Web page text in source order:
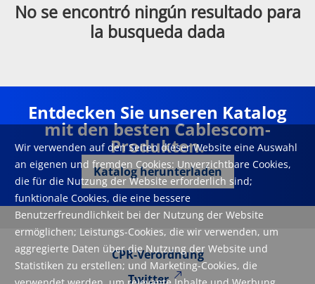
Wir verwenden auf den Seiten dieser Website eine Auswahl
an eigenen und fremden Cookies: Unverzichtbare Cookies,
die für die Nutzung der Website erforderlich sind;
funktionale Cookies, die eine bessere
Benutzerfreundlichkeit bei der Nutzung der Website
ermöglichen; Leistungs-Cookies, die wir verwenden, um
aggregierte Daten über die Nutzung der Website und
Statistiken zu erstellen; und Marketing-Cookies, die
No se encontró ningún resultado para
la busqueda dada
Entdecken Sie unseren Katalog
mit den besten Cablescom-
Produkten.
Katalog herunterladen
CPR-Verordnung
Twitter